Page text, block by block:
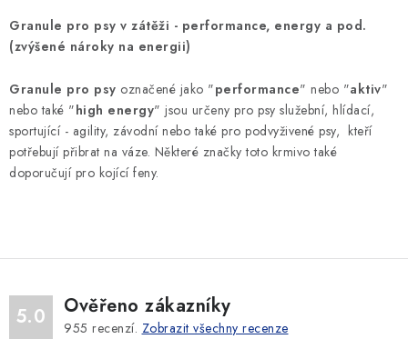
c
í
p
r
v
k
y
v
i
u
á
n
k
o
v
á
n
í
Granule pro psy v zátěži - performance, energy a pod.
(zvýšené nároky na energii)
Granule pro psy označené jako "performance" nebo "aktiv"
nebo také "high energy" jsou určeny pro psy služební, hlídací,
sportující - agility, závodní nebo také pro podvyživené psy, kteří
potřebují přibrat na váze. Některé značky toto krmivo také
doporučují pro kojící feny.
5.0 Ověřeno zákazníky
955 recenzí. Zobrazit všechny recenze